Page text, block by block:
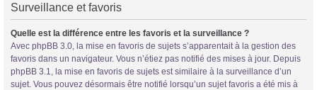
Surveillance et favoris
Quelle est la différence entre les favoris et la surveillance ?
Avec phpBB 3.0, la mise en favoris de sujets s’apparentait à la gestion des
favoris dans un navigateur. Vous n’étiez pas notifié des mises à jour. Depuis
phpBB 3.1, la mise en favoris de sujets est similaire à la surveillance d’un
sujet. Vous pouvez désormais être notifié lorsqu’un sujet favoris a été mis à